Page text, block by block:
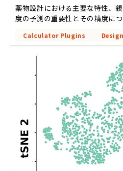
薬物設計における主要な特性、
度の予測の重要性とその精度に
Calculator Plugins